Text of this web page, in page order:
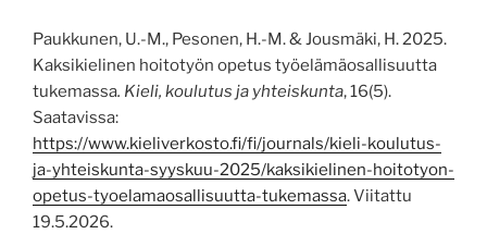
Paukkunen, U.-M., Pesonen, H.-M. & Jousmäki, H. 2025.
Kaksikielinen hoitotyön opetus työelämäosallisuutta
tukemassa. Kieli, koulutus ja yhteiskunta, 16(5).
Saatavissa:
https://www.kieliverkosto.fi/fi/journals/kieli-koulutus-
ja-yhteiskunta-syyskuu-2025/kaksikielinen-hoitotyon-
opetus-tyoelamaosallisuutta-tukemassa. Viitattu
19.5.2026.